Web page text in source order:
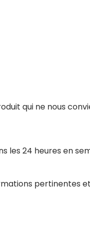
qui ne nous
les 24 heures en